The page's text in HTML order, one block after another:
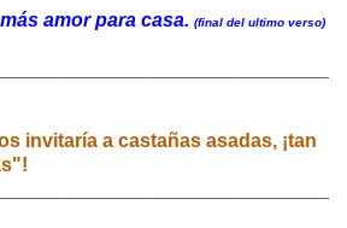
amor para casa. (final del ultimo verso)
invitaría a castañas asadas, ¡tan